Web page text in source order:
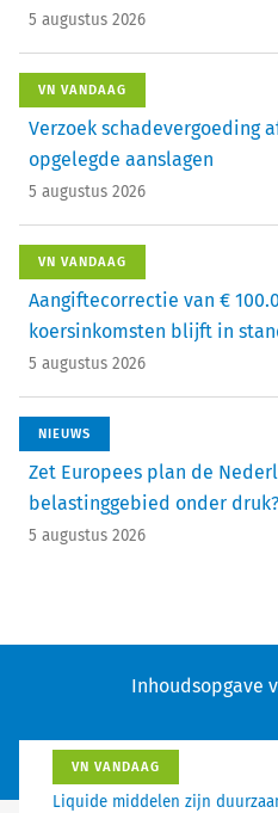
5 augustus 2026
VN VANDAAG
Verzoek schadevergoeding
opgelegde aanslagen
5 augustus 2026
VN VANDAAG
Aangiftecorrectie van €
koersinkomsten blijft in
5 augustus 2026
NIEUWS
Zet Europees plan de
belastinggebied onder druk?
5 augustus 2026
Inhoudsopgave
VN VANDAAG
Liquide middelen zijn